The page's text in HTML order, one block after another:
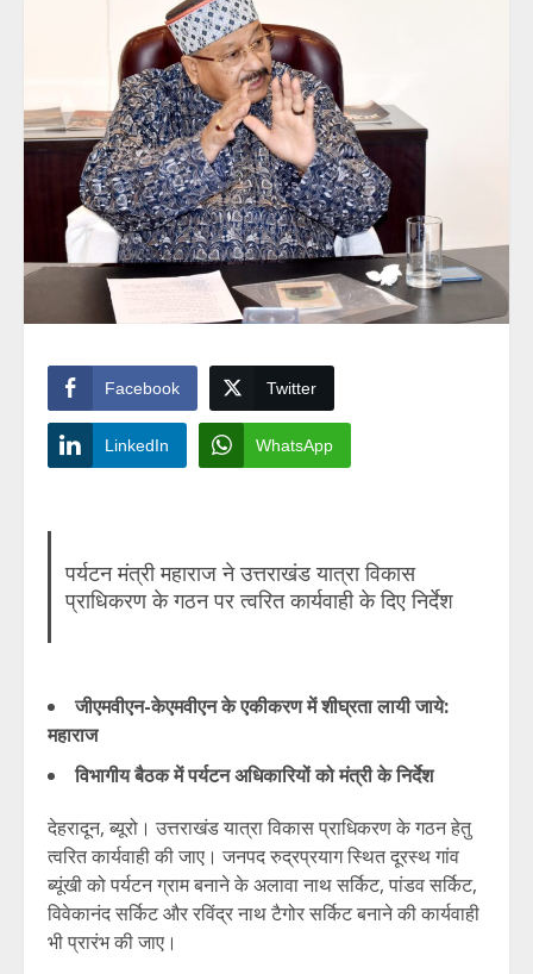
Facebook Twitter
LinkedIn WhatsApp
पर्यटन मंत्री महाराज ने उत्तराखंड यात्रा विकास
प्राधिकरण के गठन पर त्वरित कार्यवाही के दिए निर्देश
जीएमवीएन-केएमवीएन के एकीकरण में शीघ्रता लायी जाये:
महाराज
विभागीय बैठक में पर्यटन अधिकारियों को मंत्री के निर्देश
देहरादून, ब्यूरो। उत्तराखंड यात्रा विकास प्राधिकरण के गठन हेतु
त्वरित कार्यवाही की जाए। जनपद रुद्रप्रयाग स्थित दूरस्थ गांव
ब्यूंखी को पर्यटन ग्राम बनाने के अलावा नाथ सर्किट, पांडव सर्किट,
विवेकानंद सर्किट और रविंद्र नाथ टैगोर सर्किट बनाने की कार्यवाही
भी प्रारंभ की जाए।